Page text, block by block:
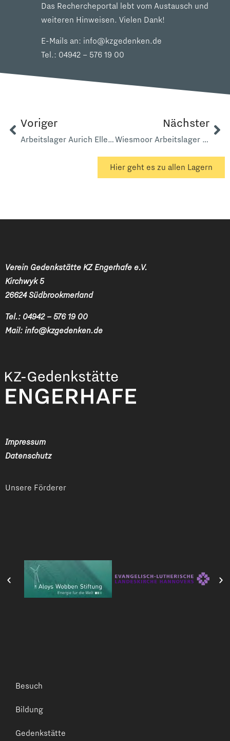
Das Rechercheportal lebt vom Austausch und
weiteren Hinweisen. Vielen Dank!
E-Mails an: info@kzgedenken.de
Tel.: 04942 – 576 19 00
Voriger
Arbeitslager Aurich Ellernfeld
Nächster
Wiesmoor Arbeitslager Birkhahnkrug
Hier geht es zu allen Lagern
Verein Gedenkstätte KZ Engerhafe e.V.
Kirchwyk 5
26624 Südbrookmerland
Tel.: 04942 – 576 19 00
Mail: info@kzgedenken.de
Impressum
Datenschutz
Unsere Förderer
Besuch
Bildung
Gedenkstätte